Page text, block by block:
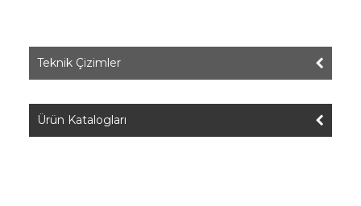
Teknik Çizimler
Ürün Katalogları